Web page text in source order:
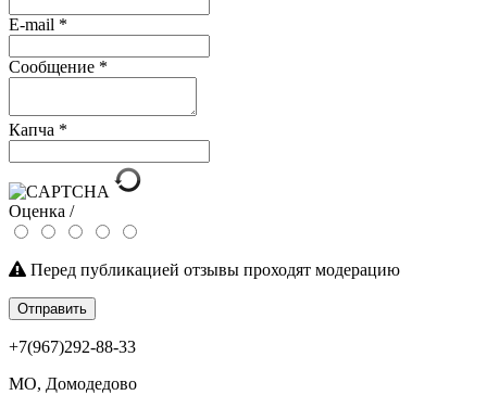
E-mail *
Сообщение *
Капча *
Оценка /
Перед публикацией отзывы проходят модерацию
Отправить
+7(967)292-88-33
МО, Домодедово